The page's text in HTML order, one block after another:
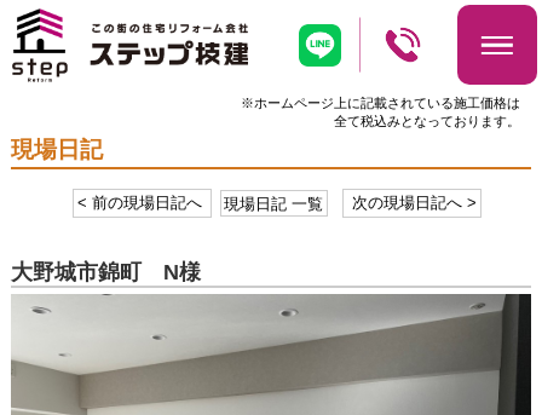
※ホームページ上に記載されている施工価格は
全て税込みとなっております。
現場日記
< 前の現場日記へ 現場日記 一覧 次の現場日記へ >
大野城市錦町 N様